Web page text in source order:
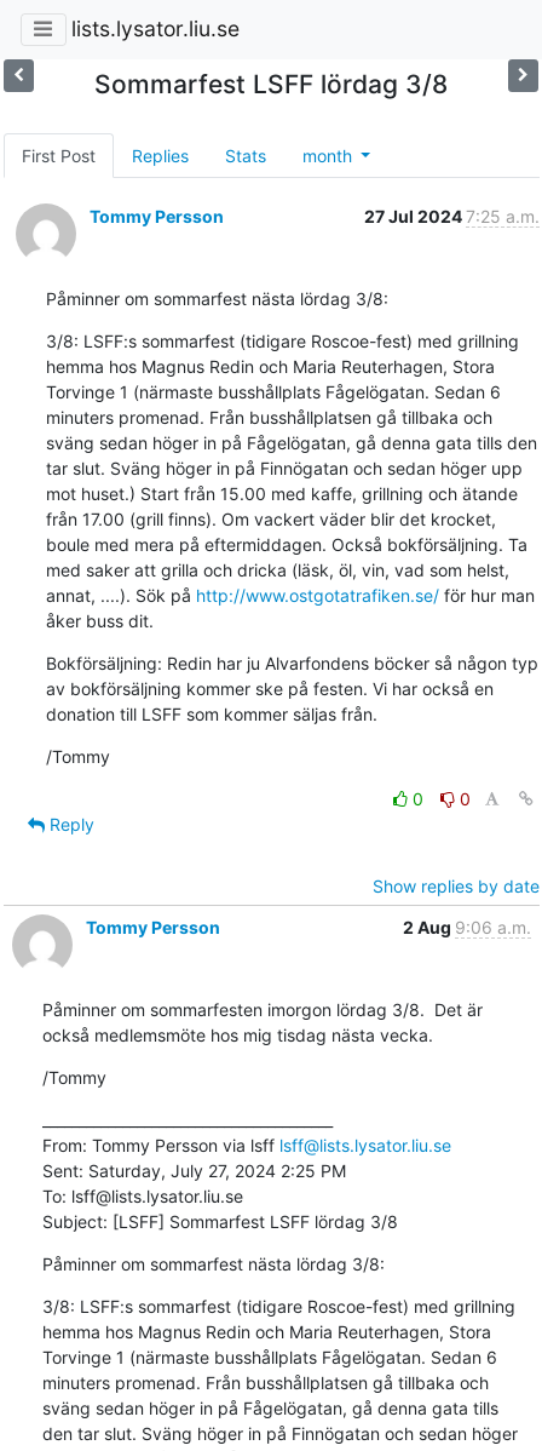
lists.lysator.liu.se
Sommarfest LSFF lördag 3/8
First Post Replies Stats month
Tommy Persson 27 Jul 20247:25 a.m.
Påminner om sommarfest nästa lördag 3/8:
3/8: LSFF:s sommarfest (tidigare Roscoe-fest) med grillning
hemma hos Magnus Redin och Maria Reuterhagen, Stora
Torvinge 1 (närmaste busshållplats Fågelögatan. Sedan 6
minuters promenad. Från busshållplatsen gå tillbaka och
sväng sedan höger in på Fågelögatan, gå denna gata tills den
tar slut. Sväng höger in på Finnögatan och sedan höger upp
mot huset.) Start från 15.00 med kaffe, grillning och ätande
från 17.00 (grill finns). Om vackert väder blir det krocket,
boule med mera på eftermiddagen. Också bokförsäljning. Ta
med saker att grilla och dricka (läsk, öl, vin, vad som helst,
annat, ....). Sök på http://www.ostgotatrafiken.se/ för hur man
åker buss dit.
Bokförsäljning: Redin har ju Alvarfondens böcker så någon typ
av bokförsäljning kommer ske på festen. Vi har också en
donation till LSFF som kommer säljas från.
/Tommy
0
0
Reply
Show replies by date
Tommy Persson
2 Aug 9:06 a.m.
Påminner om sommarfesten imorgon lördag 3/8.  Det är
också medlemsmöte hos mig tisdag nästa vecka.
/Tommy
From: Tommy Persson via lsff lsff@lists.lysator.liu.se
Sent: Saturday, July 27, 2024 2:25 PM
To: lsff@lists.lysator.liu.se
Subject: [LSFF] Sommarfest LSFF lördag 3/8
Påminner om sommarfest nästa lördag 3/8:
3/8: LSFF:s sommarfest (tidigare Roscoe-fest) med grillning
hemma hos Magnus Redin och Maria Reuterhagen, Stora
Torvinge 1 (närmaste busshållplats Fågelögatan. Sedan 6
minuters promenad. Från busshållplatsen gå tillbaka och
sväng sedan höger in på Fågelögatan, gå denna gata tills
den tar slut. Sväng höger in på Finnögatan och sedan höger